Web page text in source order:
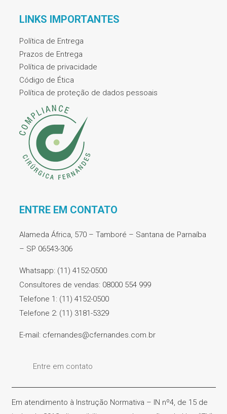
LINKS IMPORTANTES
Política de Entrega
Prazos de Entrega
Política de privacidade
Código de Ética
Política de proteção de dados pessoais
ENTRE EM CONTATO
Alameda África, 570 – Tamboré – Santana de Parnaíba
– SP 06543-306
Whatsapp: (11) 4152-0500
Consultores de vendas: 08000 554 999
Telefone 1: (11) 4152-0500
Telefone 2: (11) 3181-5329
E-mail: cfernandes@cfernandes.com.br
Entre em contato
Em atendimento à Instrução Normativa – IN nº4, de 15 de